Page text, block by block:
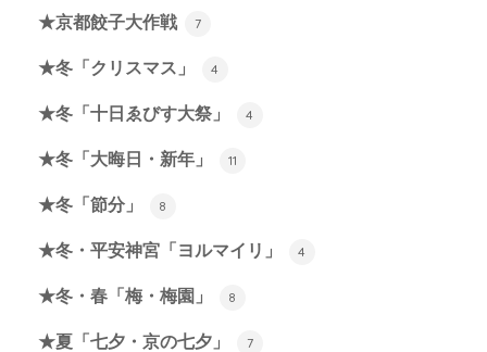
★京都餃子大作戦 7
★冬「クリスマス」 4
★冬「十日ゑびす大祭」 4
★冬「大晦日・新年」 11
★冬「節分」 8
★冬・平安神宮「ヨルマイリ」 4
★冬・春「梅・梅園」 8
★夏「七夕・京の七夕」 7